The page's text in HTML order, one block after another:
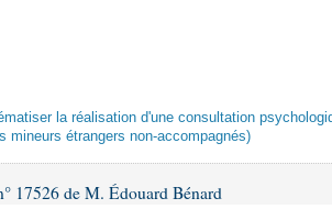
la réalisation d'une consultation
mineurs étrangers non-accompagnés)
17526 de M. Édouard Bénard